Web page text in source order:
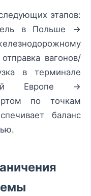
этапов:
в Польше →
вагонов/
в терминале
Европе →
по точкам
баланс